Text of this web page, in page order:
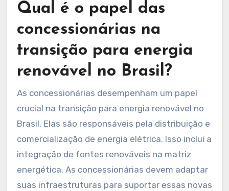
Qual é o papel das
concessionárias na
transição para energia
renovável no Brasil?
As concessionárias desempenham um papel
crucial na transição para energia renovável no
Brasil. Elas são responsáveis pela distribuição e
comercialização de energia elétrica. Isso inclui a
integração de fontes renováveis na matriz
energética. As concessionárias devem adaptar
suas infraestruturas para suportar essas novas